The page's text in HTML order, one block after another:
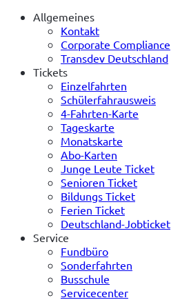
Allgemeines
Kontakt
Corporate Compliance
Transdev Deutschland
Tickets
Einzelfahrten
Schülerfahrausweis
4-Fahrten-Karte
Tageskarte
Monatskarte
Abo-Karten
Junge Leute Ticket
Senioren Ticket
Bildungs Ticket
Ferien Ticket
Deutschland-Jobticket
Service
Fundbüro
Sonderfahrten
Busschule
Servicecenter